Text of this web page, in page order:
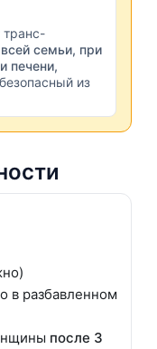
транс-
семьи, при
печени,
из
в разбавленном
после 3